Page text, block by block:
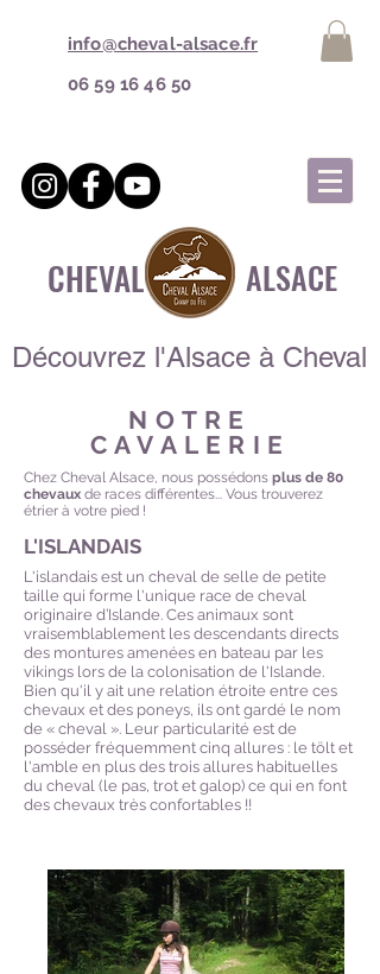
info@cheval-alsace.fr
06 59 16 46 50
CHEVAL ALSACE
Découvrez l'Alsace à Cheval
NOTRE
CAVALERIE
Chez Cheval Alsace, nous possédons plus de 80
chevaux de races différentes... Vous trouverez
étrier à votre pied !
L'ISLANDAIS
L'islandais est un cheval de selle de petite
taille qui forme l'unique race de cheval
originaire d’Islande. Ces animaux sont
vraisemblablement les descendants directs
des montures amenées en bateau par les
vikings lors de la colonisation de l'Islande.
Bien qu'il y ait une relation étroite entre ces
chevaux et des poneys, ils ont gardé le nom
de « cheval ». Leur particularité est de
posséder fréquemment cinq allures : le tölt et
l'amble en plus des trois allures habituelles
du cheval (le pas, trot et galop) ce qui en font
des chevaux très confortables !!